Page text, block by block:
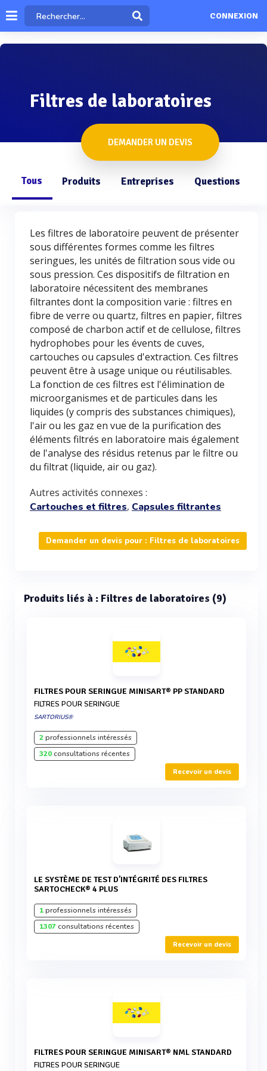
CONNEXION
Filtres de laboratoires
DEMANDER UN DEVIS
Tous Produits Entreprises Questions
Les filtres de laboratoire peuvent de présenter
sous différentes formes comme les filtres
seringues, les unités de filtration sous vide ou
sous pression. Ces dispositifs de filtration en
laboratoire nécessitent des membranes
filtrantes dont la composition varie : filtres en
fibre de verre ou quartz, filtres en papier, filtres
composé de charbon actif et de cellulose, filtres
hydrophobes pour les évents de cuves,
cartouches ou capsules d'extraction. Ces filtres
peuvent être à usage unique ou réutilisables.
La fonction de ces filtres est l'élimination de
microorganismes et de particules dans les
liquides (y compris des substances chimiques),
l'air ou les gaz en vue de la purification des
éléments filtrés en laboratoire mais également
de l'analyse des résidus retenus par le filtre ou
du filtrat (liquide, air ou gaz).
Autres activités connexes :
Cartouches et filtres, Capsules filtrantes
Demander un devis pour : Filtres de laboratoires
Produits liés à : Filtres de laboratoires (9)
FILTRES POUR SERINGUE MINISART® PP STANDARD
FILTRES POUR SERINGUE
SARTORIUS®
2professionnels intéressés
320consultations récentes
Recevoir un devis
LE SYSTÈME DE TEST D’INTÉGRITÉ DES FILTRES
SARTOCHECK® 4 PLUS
1professionnels intéressés
1307consultations récentes
Recevoir un devis
FILTRES POUR SERINGUE MINISART® NML STANDARD
FILTRES POUR SERINGUE